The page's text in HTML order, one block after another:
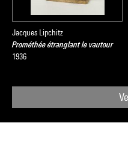
Jacques Lipchitz
Prométhée étranglant le vautour
1936